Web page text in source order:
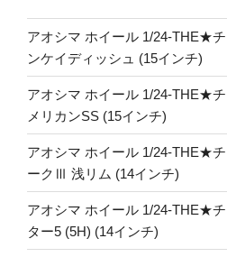
アオシマ ホイール 1/24-THE★
ンケイディッシュ (15インチ)
アオシマ ホイール 1/24-THE★
メリカンSS (15インチ)
アオシマ ホイール 1/24-THE★
ークⅢ 浅リム (14インチ)
アオシマ ホイール 1/24-THE★
ター5 (5H) (14インチ)